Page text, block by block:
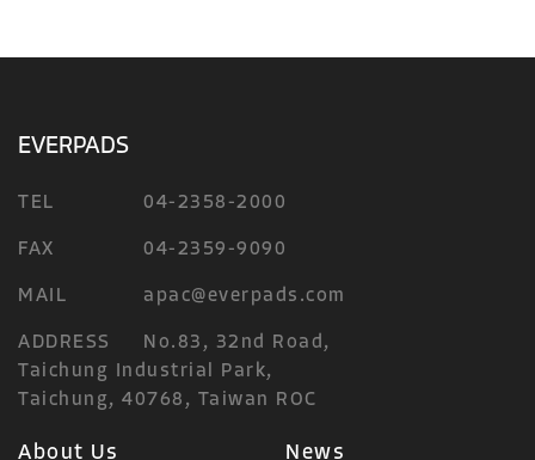
EVERPADS
TEL 04-2358-2000
FAX 04-2359-9090
MAIL apac@everpads.com
ADDRESS
No.83, 32nd Road,
Taichung Industrial Park,
Taichung, 40768, Taiwan ROC
About Us News